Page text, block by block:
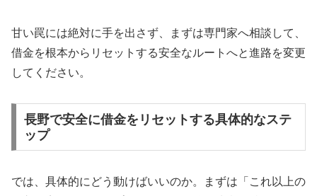
甘い罠には絶対に手を出さず、まずは専門家へ相談して、
借金を根本からリセットする安全なルートへと進路を変更
してください。
長野で安全に借金をリセットする具体的なステ
ップ
では、具体的にどう動けばいいのか。まずは「これ以上の